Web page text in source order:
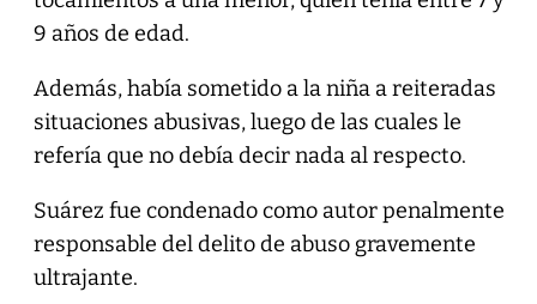
9 años de edad.
Además, había sometido a la niña a reiteradas
situaciones abusivas, luego de las cuales le
refería que no debía decir nada al respecto.
Suárez fue condenado como autor penalmente
responsable del delito de abuso gravemente
ultrajante.